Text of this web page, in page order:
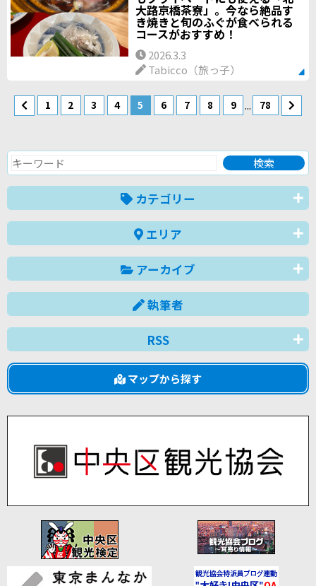
大路京橋茶寮」。今なら絶品す
き焼きと旬のふぐが食べられる
コースがおすすめ！
2026.3.3
Tabicco（旅っ子）
1 2 3 4 5 6 7 8 9 ... 78
カテゴリー
エリア
アーカイブ
執筆者
RSS
マップから探す